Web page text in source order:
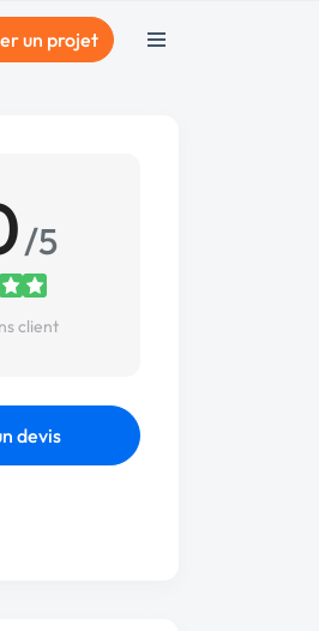
un projet
/5
client
devis